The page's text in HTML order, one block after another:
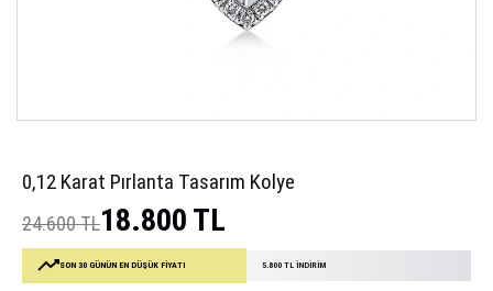
0,12 Karat Pırlanta Tasarım Kolye
24.600 TL18.800 TL
SON 30 GÜNÜN EN DÜŞÜK FİYATI 5.800 TL İNDİRİM